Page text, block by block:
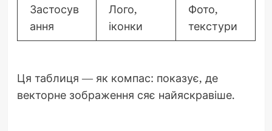
Застосув
ання
Лого,
іконки
Фото,
текстури
Ця таблиця — як компас: показує, де
векторне зображення сяє найяскравіше.